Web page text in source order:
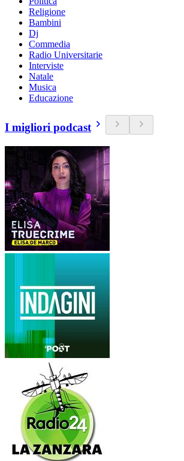
Religione
Bambini
Dj
Commedia
Radio Universitarie
Interviste
Natale
Musica
Educazione
I migliori podcast